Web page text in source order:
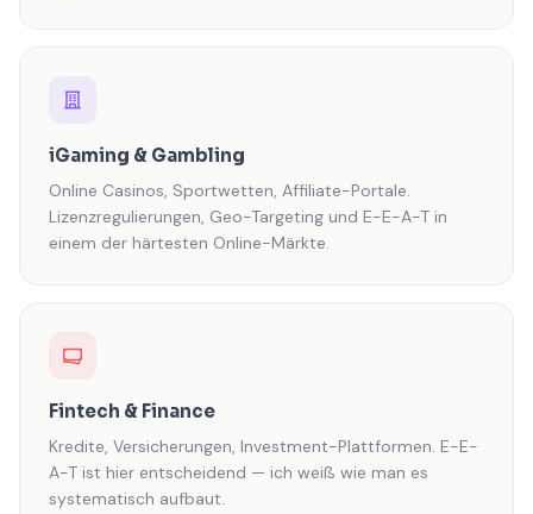
iGaming & Gambling
Online Casinos, Sportwetten, Affiliate-Portale.
Lizenzregulierungen, Geo-Targeting und E-E-A-T in
einem der härtesten Online-Märkte.
Fintech & Finance
Kredite, Versicherungen, Investment-Plattformen. E-E-
A-T ist hier entscheidend — ich weiß wie man es
systematisch aufbaut.